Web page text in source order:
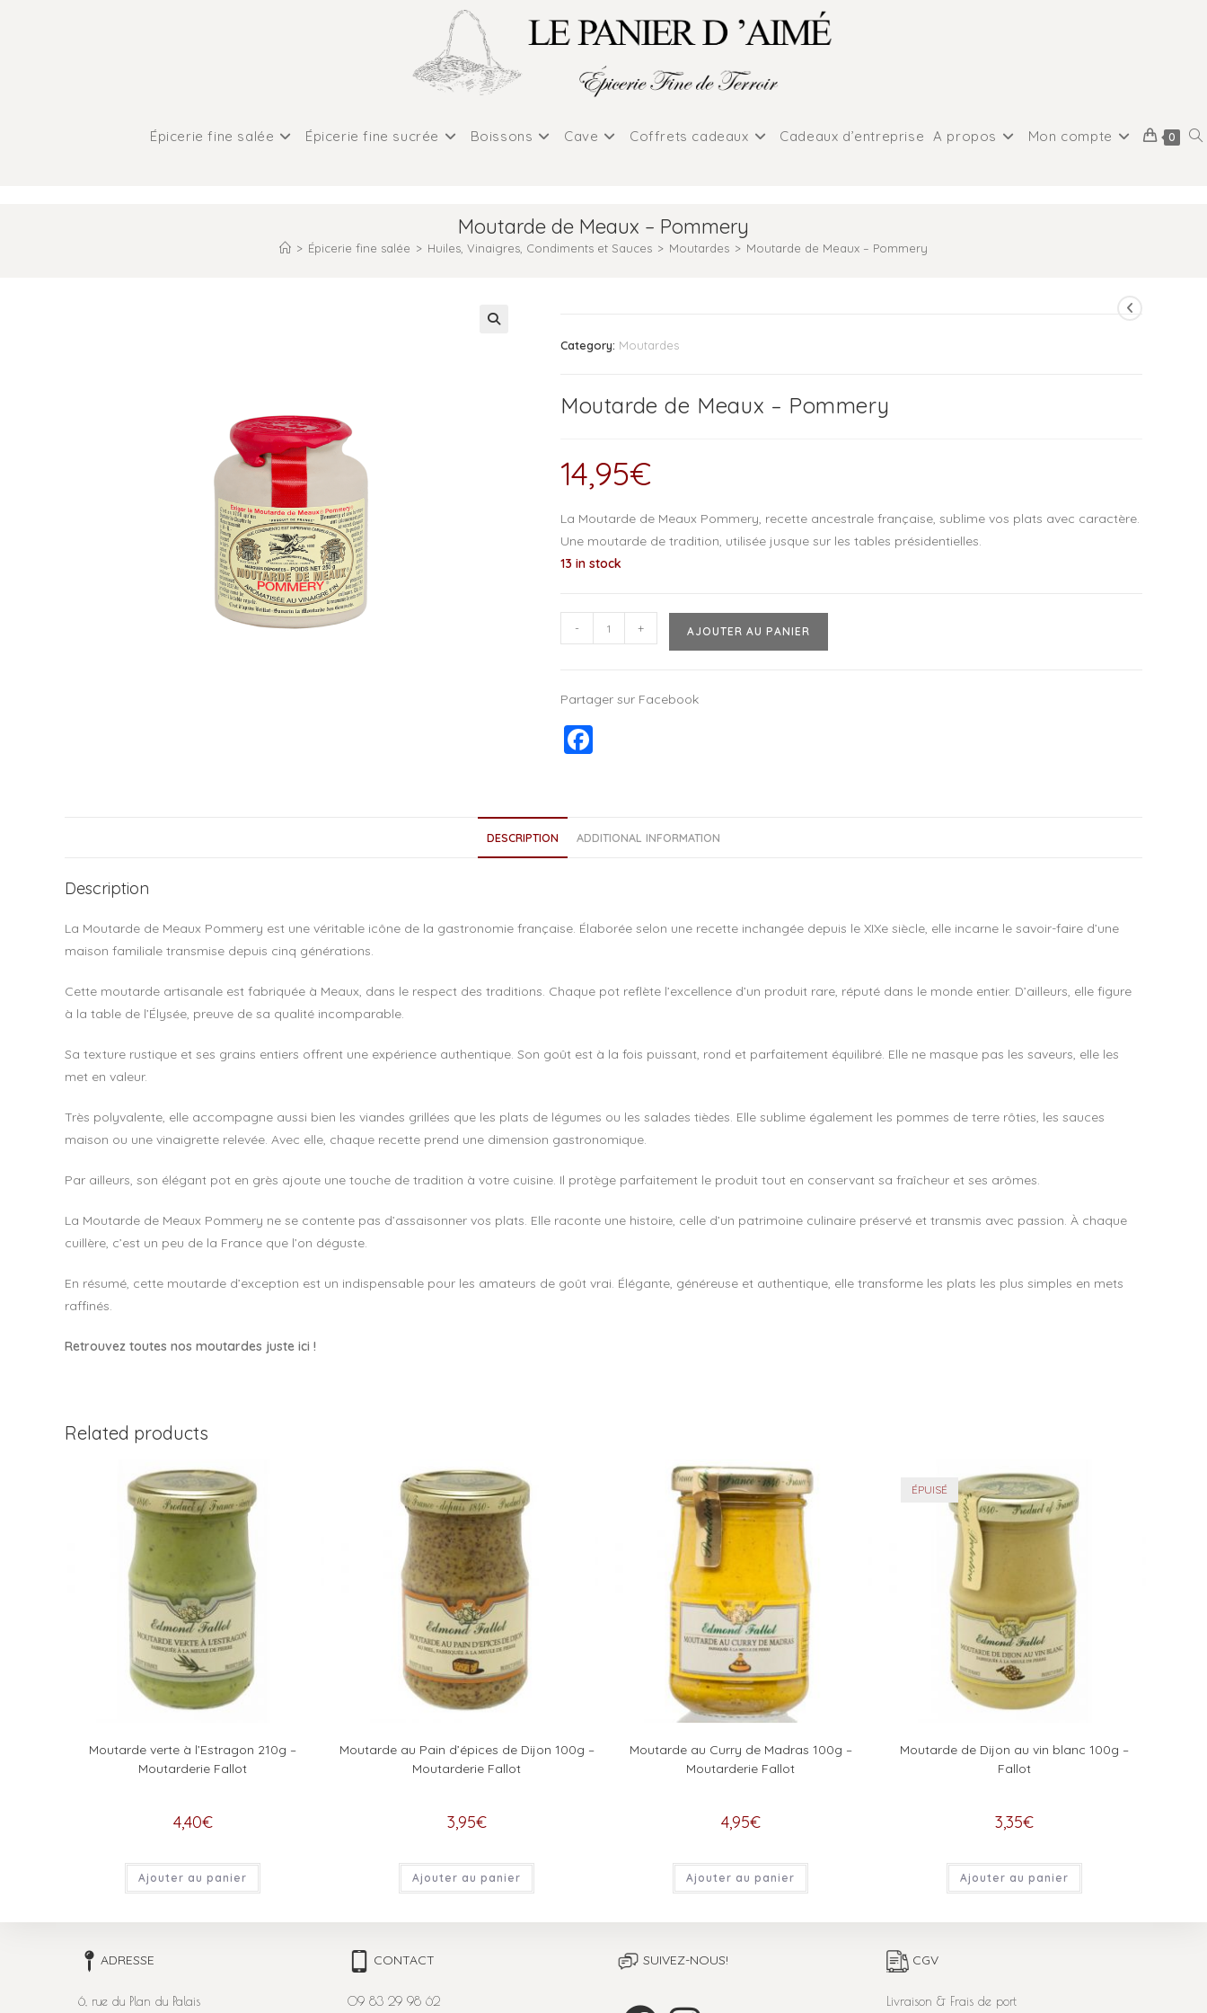
Épicerie fine salée Épicerie fine sucrée Boissons Cave Coffrets cadeaux Cadeaux d’entreprise A propos Mon compte 0
Moutarde de Meaux – Pommery
> Épicerie fine salée > Huiles, Vinaigres, Condiments et Sauces > Moutardes > Moutarde de Meaux – Pommery
Category: Moutardes
Moutarde de Meaux – Pommery
14,95€
La Moutarde de Meaux Pommery, recette ancestrale française, sublime vos plats avec caractère.
Une moutarde de tradition, utilisée jusque sur les tables présidentielles.
13 in stock
- + AJOUTER AU PANIER
Partager sur Facebook
e
k
DESCRIPTION ADDITIONAL INFORMATION
Description
La Moutarde de Meaux Pommery est une véritable icône de la gastronomie française. Élaborée selon une recette inchangée depuis le XIXe siècle, elle incarne le savoir-faire d’une
maison familiale transmise depuis cinq générations.
Cette moutarde artisanale est fabriquée à Meaux, dans le respect des traditions. Chaque pot reflète l’excellence d’un produit rare, réputé dans le monde entier. D’ailleurs, elle figure
à la table de l’Élysée, preuve de sa qualité incomparable.
Sa texture rustique et ses grains entiers offrent une expérience authentique. Son goût est à la fois puissant, rond et parfaitement équilibré. Elle ne masque pas les saveurs, elle les
met en valeur.
Très polyvalente, elle accompagne aussi bien les viandes grillées que les plats de légumes ou les salades tièdes. Elle sublime également les pommes de terre rôties, les sauces
maison ou une vinaigrette relevée. Avec elle, chaque recette prend une dimension gastronomique.
Par ailleurs, son élégant pot en grès ajoute une touche de tradition à votre cuisine. Il protège parfaitement le produit tout en conservant sa fraîcheur et ses arômes.
La Moutarde de Meaux Pommery ne se contente pas d’assaisonner vos plats. Elle raconte une histoire, celle d’un patrimoine culinaire préservé et transmis avec passion. À chaque
cuillère, c’est un peu de la France que l’on déguste.
En résumé, cette moutarde d’exception est un indispensable pour les amateurs de goût vrai. Élégante, généreuse et authentique, elle transforme les plats les plus simples en mets
raffinés.
Retrouvez toutes nos moutardes juste ici !
Related products
Moutarde verte à l’Estragon 210g –
Moutarderie Fallot
4,40€
Ajouter au panier
Moutarde au Pain d’épices de Dijon 100g –
Moutarderie Fallot
3,95€
Ajouter au panier
Moutarde au Curry de Madras 100g –
Moutarderie Fallot
4,95€
Ajouter au panier
ÉPUISÉ
Moutarde de Dijon au vin blanc 100g –
Fallot
3,35€
Ajouter au panier
ADRESSE
6, rue du Plan du Palais
CONTACT
09 83 29 98 62
SUIVEZ-NOUS! CGV
Livraison & Frais de port